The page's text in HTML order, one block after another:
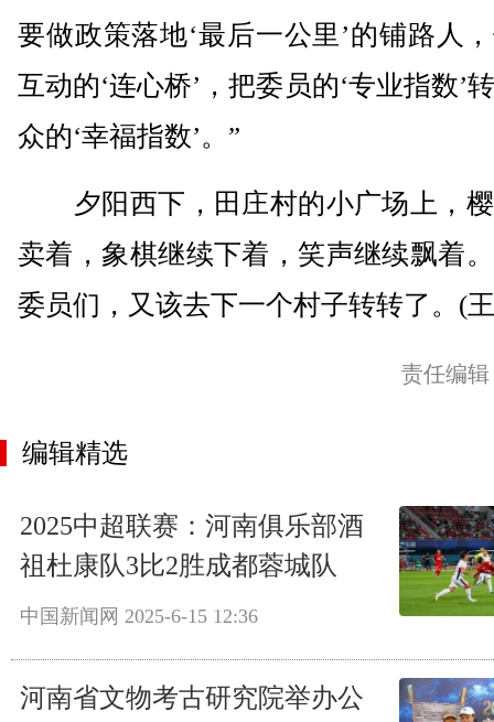
要做政策落地‘最后一公里’的铺路人
互动的‘连心桥’，把委员的‘专业指数’
众的‘幸福指数’。”
夕阳西下，田庄村的小广场上，
卖着，象棋继续下着，笑声继续飘着
委员们，又该去下一个村子转转了。(
责任编
编辑精选
2025中超联赛：河南俱乐部酒
祖杜康队3比2胜成都蓉城队
中国新闻网 2025-6-15 12:36
河南省文物考古研究院举办公